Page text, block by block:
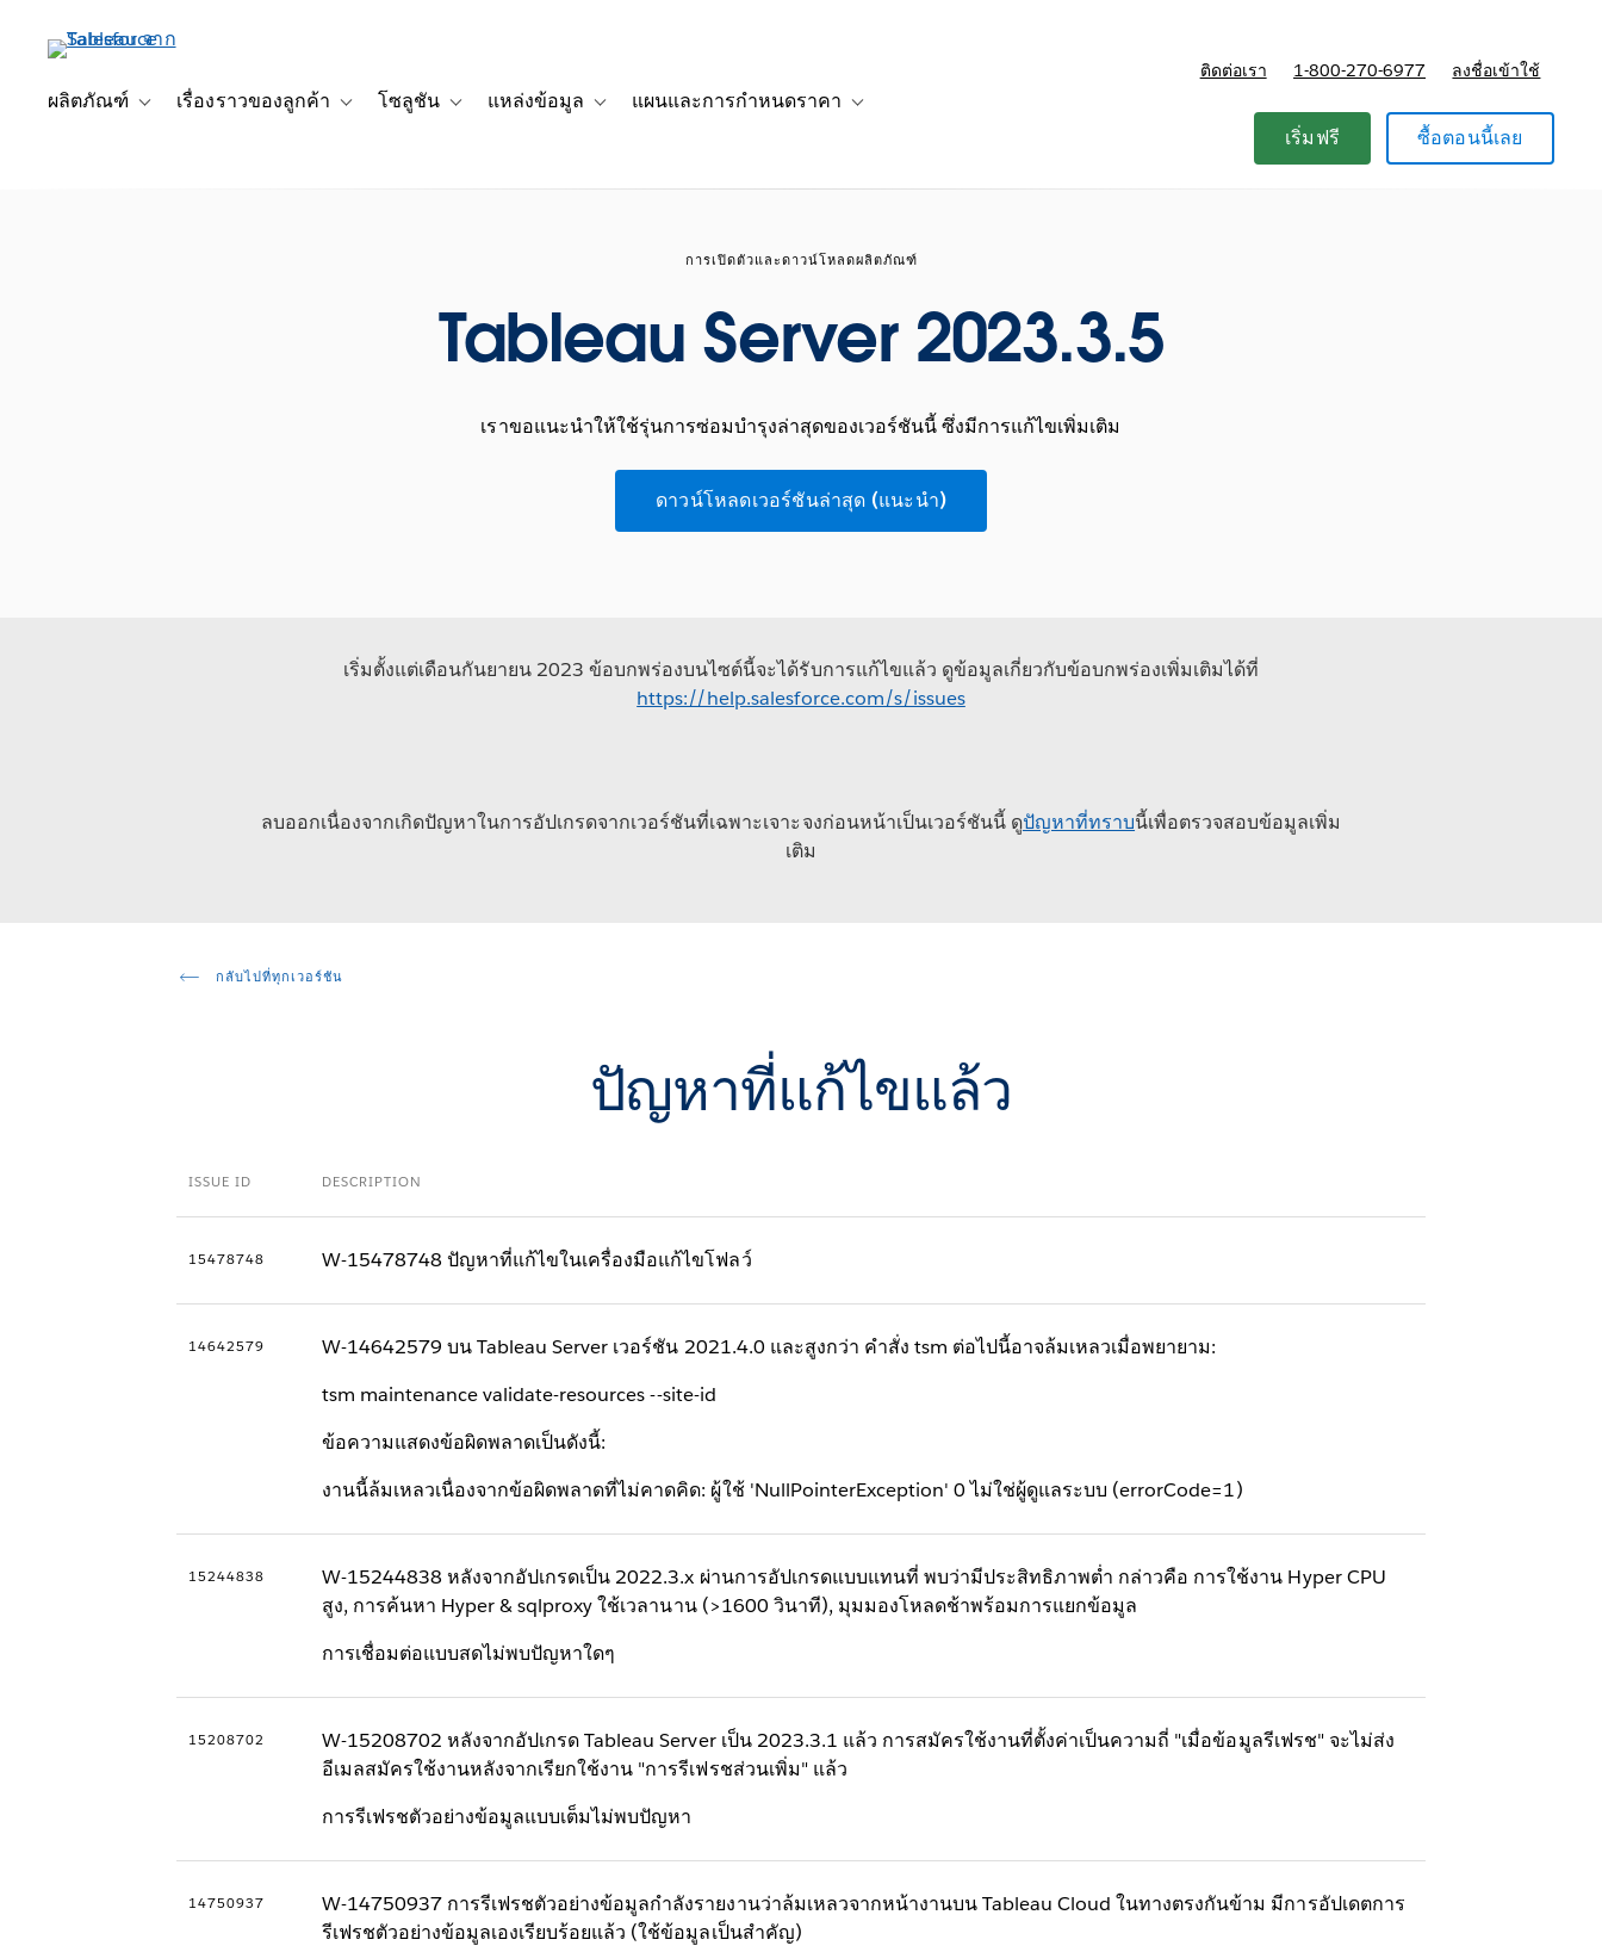
เนื้อหาผลิตภัณฑ์
Toggle sub-navigation for ผลิตภัณฑ์
เรื่องราวของลูกค้า
Toggle sub-navigation for เรื่องราวของลูกค้า
โซลูชัน
Toggle sub-navigation for โซลูชัน
แหล่งข้อมูล แผนและการกำหนดราคา
ติดต่อเรา 1-800-270-6977 ลงชื่อเข้าใช้
เริ่มฟรี ซื้อตอนนี้เลย
การเปิดตัวและดาวน์โหลดผลิตภัณฑ์
Tableau Server 2023.3.5
เราขอแนะนำให้ใช้รุ่นการซ่อมบำรุงล่าสุดของเวอร์ชันนี้ ซึ่งมีการแก้ไขเพิ่มเติม
ดาวน์โหลดเวอร์ชันล่าสุด (แนะนำ)
เริ่มตั้งแต่เดือนกันยายน 2023 ข้อบกพร่องบนไซต์นี้จะได้รับการแก้ไขแล้ว ดูข้อมูลเกี่ยวกับข้อบกพร่องเพิ่มเติมได้ที่
https://help.salesforce.com/s/issues
ลบออกเนื่องจากเกิดปัญหาในการอัปเกรดจากเวอร์ชันที่เฉพาะเจาะจงก่อนหน้าเป็นเวอร์ชันนี้ ดูปัญหาที่ทราบนี้เพื่อตรวจสอบข้อมูลเพิ่ม
เติม
กลับไปที่ทุกเวอร์ชัน
ปัญหาที่แก้ไขแล้ว
ISSUE ID DESCRIPTION
15478748 W-15478748 ปัญหาที่แก้ไขในเครื่องมือแก้ไขโฟลว์
14642579
W-14642579 บน Tableau Server เวอร์ชัน 2021.4.0 และสูงกว่า คำสั่ง tsm ต่อไปนี้อาจล้มเหลวเมื่อพยายาม:
tsm maintenance validate-resources --site-id
ข้อความแสดงข้อผิดพลาดเป็นดังนี้:
งานนี้ล้มเหลวเนื่องจากข้อผิดพลาดที่ไม่คาดคิด: ผู้ใช้ 'NullPointerException' 0 ไม่ใช่ผู้ดูแลระบบ (errorCode=1)
15244838
W-15244838 หลังจากอัปเกรดเป็น 2022.3.x ผ่านการอัปเกรดแบบแทนที่ พบว่ามีประสิทธิภาพต่ำ กล่าวคือ การใช้งาน Hyper CPU
สูง, การค้นหา Hyper & sqlproxy ใช้เวลานาน (>1600 วินาที), มุมมองโหลดช้าพร้อมการแยกข้อมูล
การเชื่อมต่อแบบสดไม่พบปัญหาใดๆ
15208702
W-15208702 หลังจากอัปเกรด Tableau Server เป็น 2023.3.1 แล้ว การสมัครใช้งานที่ตั้งค่าเป็นความถี่ "เมื่อข้อมูลรีเฟรช" จะไม่ส่ง
อีเมลสมัครใช้งานหลังจากเรียกใช้งาน "การรีเฟรชส่วนเพิ่ม" แล้ว
การรีเฟรชตัวอย่างข้อมูลแบบเต็มไม่พบปัญหา
14750937
W-14750937 การรีเฟรชตัวอย่างข้อมูลกำลังรายงานว่าล้มเหลวจากหน้างานบน Tableau Cloud ในทางตรงกันข้าม มีการอัปเดตการ
รีเฟรชตัวอย่างข้อมูลเองเรียบร้อยแล้ว (ใช้ข้อมูลเป็นสำคัญ)